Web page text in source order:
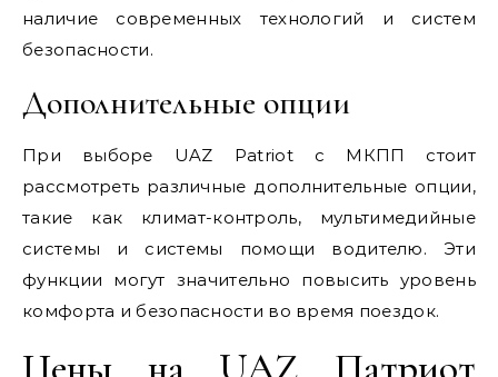
наличие современных технологий и систем
безопасности.
Дополнительные опции
При выборе UAZ Patriot с МКПП стоит
рассмотреть различные дополнительные опции,
такие как климат-контроль, мультимедийные
системы и системы помощи водителю. Эти
функции могут значительно повысить уровень
комфорта и безопасности во время поездок.